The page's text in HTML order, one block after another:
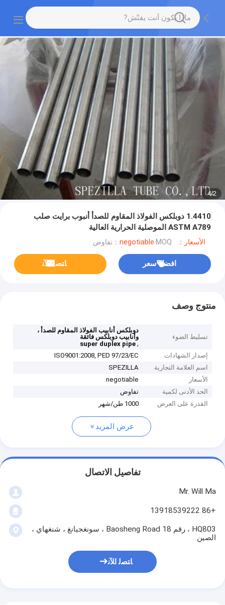
2
/
4
1.4410 دوبلكس الفولاذ المقاوم للصدأ أنبوب برايت صلب
ASTM A789 الموصلية الحرارية العالية
الأسعار：negotiable MOQ：تفاوض
افضل سعر ﺎﺘﺼﻟ ﺍﻶﻧ
منتوج وصف
تسليط الضوء
دوبلكس أنابيب الفولاذ المقاوم للصدأ ،
وأنابيب دوبلكس فائقة
,
super duplex pipe
إصدار الشهادات
ISO9001:2008, PED 97/23/EC
اسم العلامة التجارية
SPEZILLA
الأسعار
negotiable
الحد الأدنى لكمية
تفاوض
القدرة على العرض
1000 طن/شهر
عرض المزيد
تفاصيل الاتصال
Mr. Will Ma
+86 13918539222
HQ803 ، رقم 18 Baosheng Road ، سونغجيانغ ، شنغهاي ،
الصين
ﺎﺘﺼﻟ ﺍﻶﻧ